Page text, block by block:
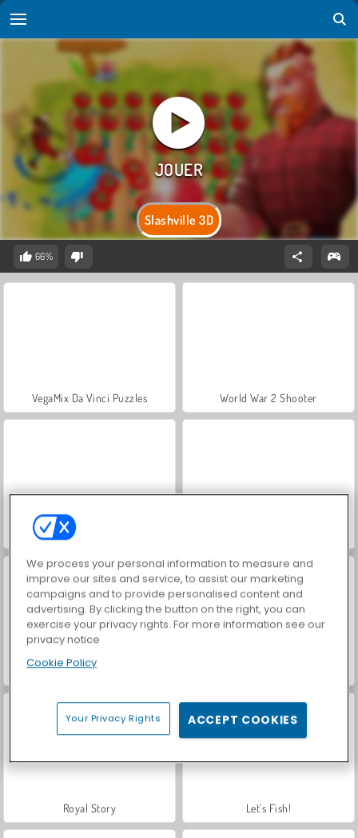
Slashville 3D
66%
VegaMix Da Vinci Puzzles World War 2 Shooter
Hidden Object: Street of Secrets
Farm Merge Valley
Royal Story Let's Fish!
We process your personal information to measure and
improve our sites and service, to assist our marketing
campaigns and to provide personalised content and
advertising. By clicking the button on the right, you can
exercise your privacy rights. For more information see our
privacy notice
Cookie Policy
Your Privacy Rights ACCEPT COOKIES